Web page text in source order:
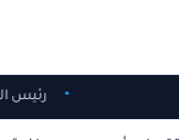
رئيس